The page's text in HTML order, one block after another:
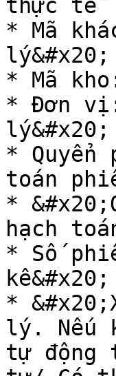
thực tế
* Mã
lý&#x20;
* Mã
* Đơn
lý&#x20;
* Quyển
toán
*
hạch
* Số
kê&#x20;
*
lý. Nếu
tự động